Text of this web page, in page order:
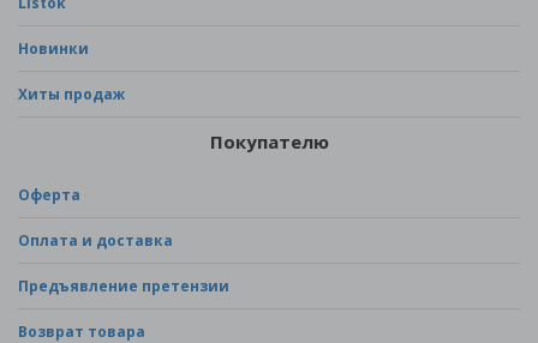
Новинки
Хиты продаж
Покупателю
Оферта
Оплата и доставка
Предъявление претензии
Возврат товара